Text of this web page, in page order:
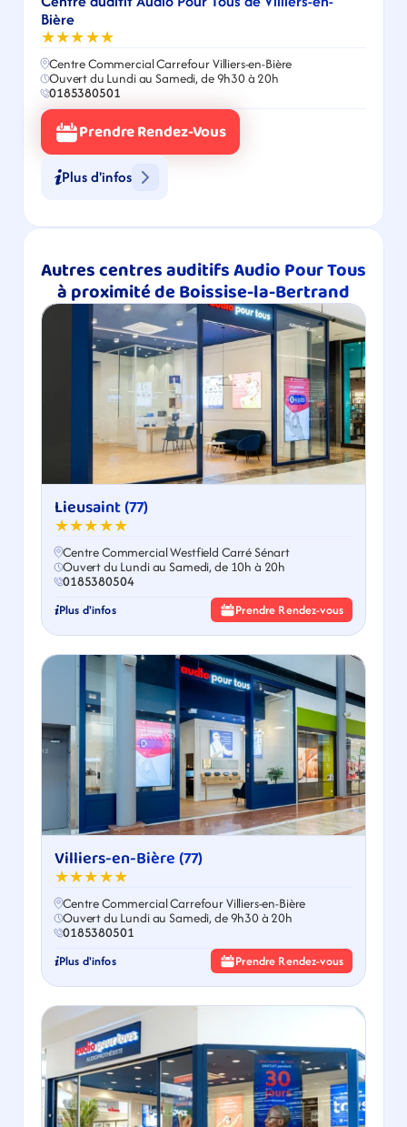
Bière
★★★★★
Centre Commercial Carrefour Villiers-en-Bière
Ouvert du Lundi au Samedi, de 9h30 à 20h
0185380501
Prendre Rendez-Vous
Plus d'infos
Autres centres auditifs Audio Pour Tous
à proximité de Boissise-la-Bertrand
Lieusaint (77)
★★★★★
Centre Commercial Westfield Carré Sénart
Ouvert du Lundi au Samedi, de 10h à 20h
0185380504
Plus d'infos Prendre Rendez-vous
Villiers-en-Bière (77)
★★★★★
Centre Commercial Carrefour Villiers-en-Bière
Ouvert du Lundi au Samedi, de 9h30 à 20h
0185380501
Plus d'infos Prendre Rendez-vous